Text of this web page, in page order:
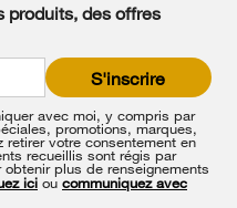
produits, des offres
S'inscrire
avec moi, y compris par
promotions, marques,
votre consentement en
recueillis sont régis par
obtenir plus de renseignements
ici ou communiquez avec